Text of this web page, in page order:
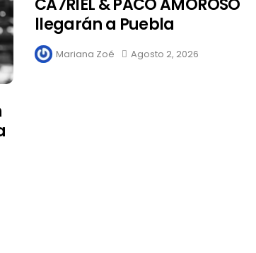
CA7RIEL & PACO AMOROSO
llegarán a Puebla
Mariana Zoé Agosto 2, 2026